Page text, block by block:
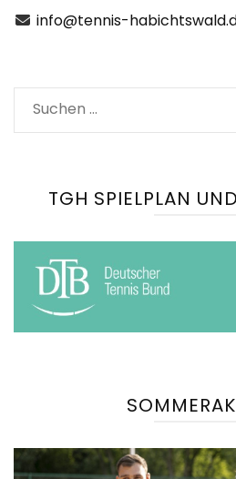
info@tennis-
Suchen
nach:
TGH SPIELPLAN